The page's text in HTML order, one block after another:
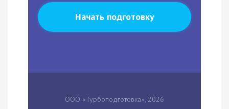
Начать подготовку
ООО «Турбоподготовка», 2026